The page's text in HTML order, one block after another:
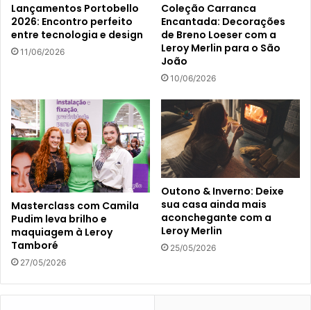
Lançamentos Portobello
2026: Encontro perfeito
entre tecnologia e design
11/06/2026
Coleção Carranca
Encantada: Decorações
de Breno Loeser com a
Leroy Merlin para o São
João
10/06/2026
Masterclass com Camila
Pudim leva brilho e
maquiagem à Leroy
Tamboré
27/05/2026
Outono & Inverno: Deixe
sua casa ainda mais
aconchegante com a
Leroy Merlin
25/05/2026